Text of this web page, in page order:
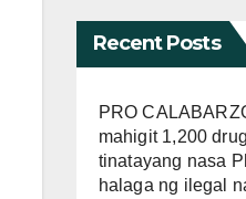
Recent Posts
PRO
mahigit 1,200
tinatayang nasa
halaga ng ilegal